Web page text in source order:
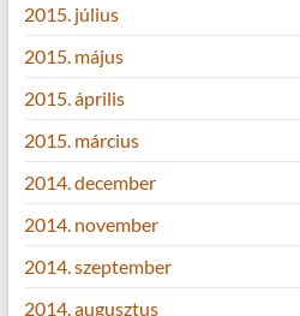
2015. július
2015. május
2015. április
2015. március
2014. december
2014. november
2014. szeptember
2014. augusztus